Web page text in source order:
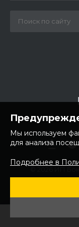
Юр. адрес: 692481
с.
Мы используем
для анализа
Подробнее в